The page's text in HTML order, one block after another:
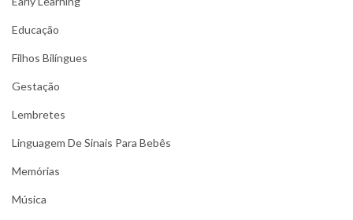
Educação
Filhos Bilíngues
Gestação
Lembretes
Linguagem De Sinais Para Bebês
Memórias
Música